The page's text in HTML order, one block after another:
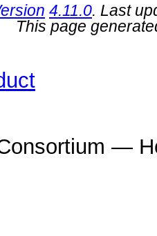
4.11.0. Last
This page
—